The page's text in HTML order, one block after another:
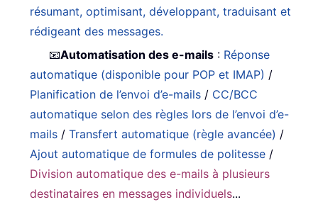
résumant, optimisant, développant, traduisant et
rédigeant des messages.
📧Automatisation des e-mails : Réponse
automatique (disponible pour POP et IMAP) /
Planification de l’envoi d’e-mails / CC/BCC
automatique selon des règles lors de l’envoi d’e-
mails /Transfert automatique (règle avancée) /
Ajout automatique de formules de politesse /
Division automatique des e-mails à plusieurs
destinataires en messages individuels...